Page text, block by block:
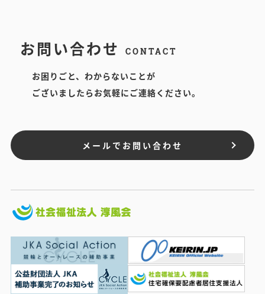
お問い合わせ CONTACT
お困りごと、わからないことが
ございましたらお気軽にご連絡ください。
メールでお問い合わせ